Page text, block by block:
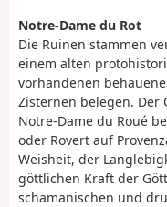
Notre-Dame du Rot
Die Ruinen stammen
einem alten
vorhandenen
Zisternen belegen. Der
Notre-Dame du Roué
oder Rovert auf
Weisheit, der
göttlichen Kraft der
schamanischen und